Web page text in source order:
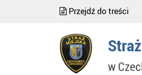
Przejdź do treści
w